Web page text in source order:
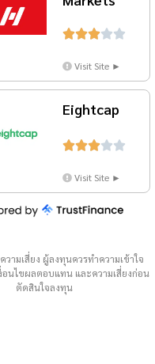

Visit Site ►
Eightcap

Visit Site ►
ามเสี่ยง ผู้ลงทุนควรทำความเข้าใจ
นไขผลตอบแทน และความเสี่ยงก่อน
ตัดสินใจลงทุน